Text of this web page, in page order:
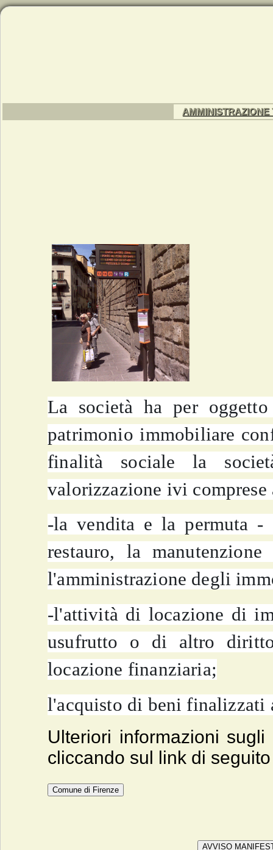
AMMINISTRAZIONE
La società ha per
patrimonio immobiliare
finalità sociale la
valorizzazione ivi
-la vendita e la permuta -
restauro, la
l'amministrazione degli
-l'attività di locazione di
usufrutto o di altro
locazione finanziaria;
l'acquisto di beni finalizzati
Ulteriori informazioni
cliccando sul link di